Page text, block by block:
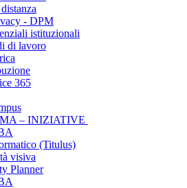
- DPM
istituzionali
di lavoro
365
– INIZIATIVE
(Titulus)
visiva
Planner